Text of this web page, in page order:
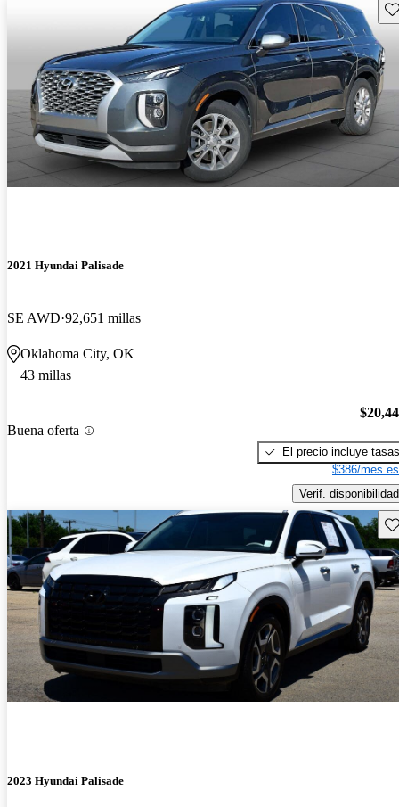
2021 Hyundai Palisade
SE AWD 92,651 millas
Oklahoma City, OK
43 millas
Buena oferta
El precio incluye tasas
$386/mes
Verif. disponibilidad
2023 Hyundai Palisade